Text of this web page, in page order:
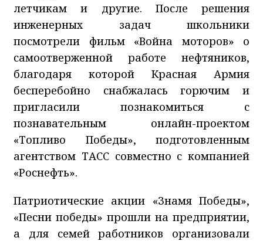
летчикам и другие. После решения
инженерных задач школьники
посмотрели фильм «Война моторов» о
самоотверженной работе нефтяников,
благодаря которой Красная Армия
бесперебойно снабжалась горючим и
пригласили познакомиться с
познавательным онлайн-проектом
«Топливо Победы», подготовленным
агентством ТАСС совместно с компанией
«Роснефть».
Патриотические акции «Знамя Победы»,
«Песни победы» прошли на предприятии,
а для семей работников организовали